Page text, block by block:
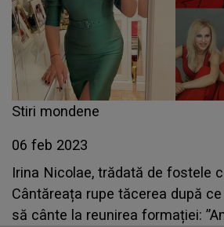
Stiri mondene
06 feb 2023
Irina Nicolae, trădată de fostele
Cântăreața rupe tăcerea după
să cânte la reunirea formației: